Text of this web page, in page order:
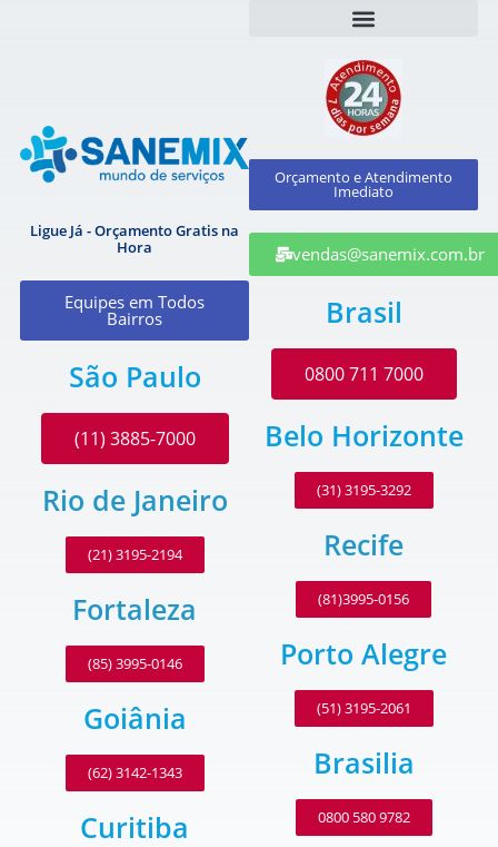
Ligue Já - Orçamento Gratis na
Hora
Equipes em Todos
Bairros
São Paulo
(11) 3885-7000
Rio de Janeiro
(21) 3195-2194
Fortaleza
(85) 3995-0146
Goiânia
(62) 3142-1343
Curitiba
Orçamento e Atendimento
Imediato
vendas@sanemix.com.br
Brasil
0800 711 7000
Belo Horizonte
(31) 3195-3292
Recife
(81)3995-0156
Porto Alegre
(51) 3195-2061
Brasilia
0800 580 9782